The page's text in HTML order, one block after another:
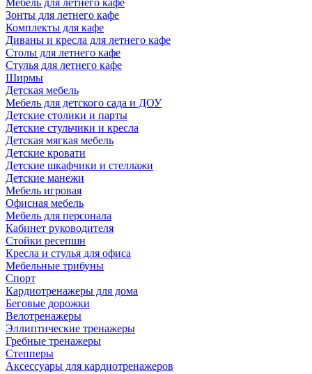
Мебель для летнего кафе
Зонты для летнего кафе
Комплекты для кафе
Диваны и кресла для летнего кафе
Столы для летнего кафе
Стулья для летнего кафе
Ширмы
Детская мебель
Мебель для детского сада и ДОУ
Детские столики и парты
Детские стульчики и кресла
Детская мягкая мебель
Детские кровати
Детские шкафчики и стеллажи
Детские манежи
Мебель игровая
Офисная мебель
Мебель для персонала
Кабинет руководителя
Стойки ресепшн
Кресла и стулья для офиса
Мебельные трибуны
Спорт
Кардиотренажеры для дома
Беговые дорожки
Велотренажеры
Эллиптические тренажеры
Гребные тренажеры
Степперы
Аксессуары для кардиотренажеров